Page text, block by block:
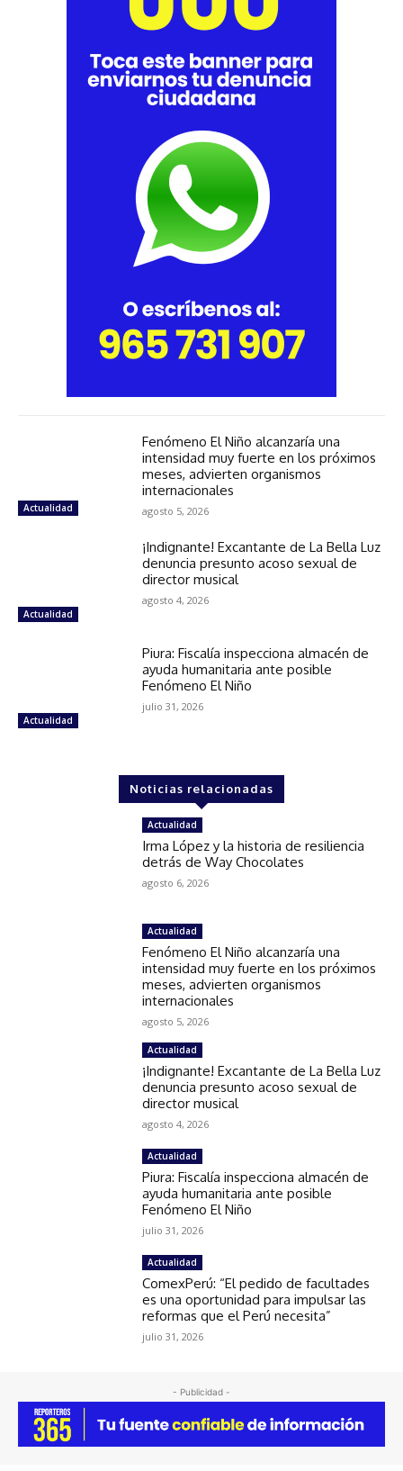
Actualidad
Fenómeno El Niño alcanzaría una
intensidad muy fuerte en los próximos
meses, advierten organismos
internacionales
agosto 5, 2026
Actualidad
¡Indignante! Excantante de La Bella Luz
denuncia presunto acoso sexual de
director musical
agosto 4, 2026
Actualidad
Piura: Fiscalía inspecciona almacén de
ayuda humanitaria ante posible
Fenómeno El Niño
julio 31, 2026
Noticias relacionadas
Actualidad
Irma López y la historia de resiliencia
detrás de Way Chocolates
agosto 6, 2026
Actualidad
Fenómeno El Niño alcanzaría una
intensidad muy fuerte en los próximos
meses, advierten organismos
internacionales
agosto 5, 2026
Actualidad
¡Indignante! Excantante de La Bella Luz
denuncia presunto acoso sexual de
director musical
agosto 4, 2026
Actualidad
Piura: Fiscalía inspecciona almacén de
ayuda humanitaria ante posible
Fenómeno El Niño
julio 31, 2026
Actualidad
ComexPerú: “El pedido de facultades
es una oportunidad para impulsar las
reformas que el Perú necesita”
julio 31, 2026
- Publicidad -